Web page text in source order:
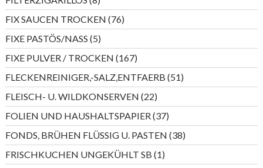
Produkte
FIX SAUCEN TROCKEN 7676
Produkte
FIXE PASTÖS/NASS 55
Produkte
FIXE PULVER / TROCKEN 167167
Produkte
FLECKENREINIGER,-SALZ,ENTFAERB 5151
Produkte
FLEISCH- U. WILDKONSERVEN 2222
Produkte
FOLIEN UND HAUSHALTSPAPIER 3737
Produkte
FONDS, BRÜHEN FLÜSSIG U. PASTEN 3838
Produkte
FRISCHKUCHEN UNGEKÜHLT SB 11